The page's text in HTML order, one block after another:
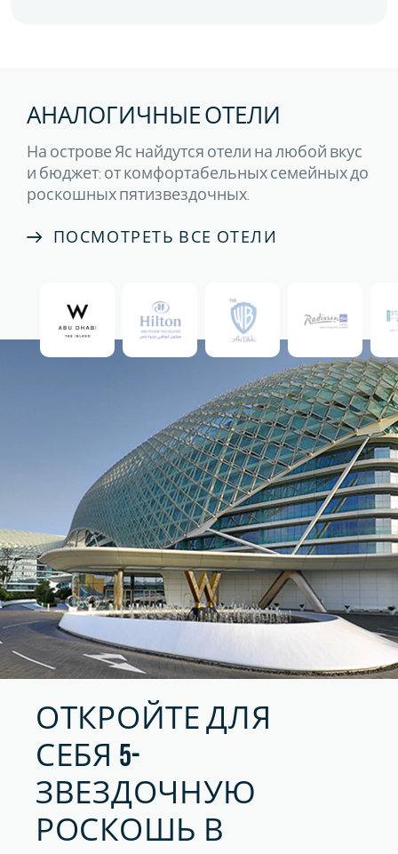
АНАЛОГИЧНЫЕ ОТЕЛИ
На острове Яс найдутся отели на любой вкус
и бюджет: от комфортабельных семейных до
роскошных пятизвездочных.
ПОСМОТРЕТЬ ВСЕ ОТЕЛИ
ОТКРОЙТЕ ДЛЯ
СЕБЯ 5-
ЗВЕЗДОЧНУЮ
РОСКОШЬ В